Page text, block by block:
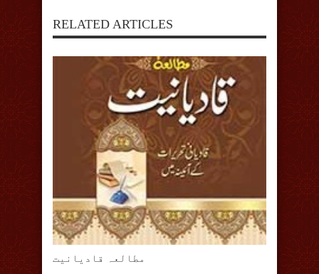
RELATED ARTICLES
مطالعہ قادیانیت